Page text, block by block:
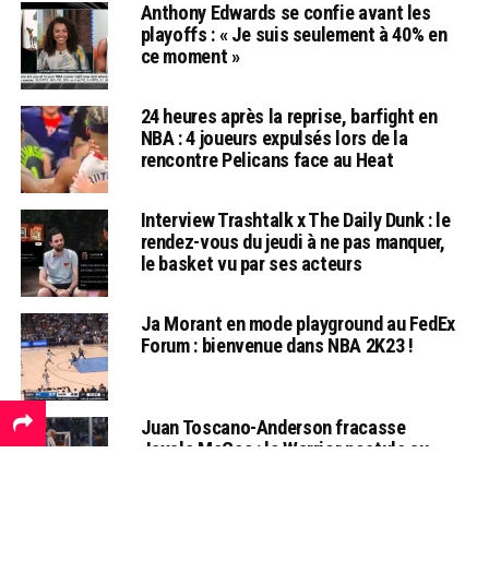
Anthony Edwards se confie avant les
playoffs : « Je suis seulement à 40% en
ce moment »
24 heures après la reprise, barfight en
NBA : 4 joueurs expulsés lors de la
rencontre Pelicans face au Heat
Interview Trashtalk x The Daily Dunk : le
rendez-vous du jeudi à ne pas manquer,
le basket vu par ses acteurs
Ja Morant en mode playground au FedEx
Forum : bienvenue dans NBA 2K23 !
Juan Toscano-Anderson fracasse
Javale McGee : le Warrior postule au